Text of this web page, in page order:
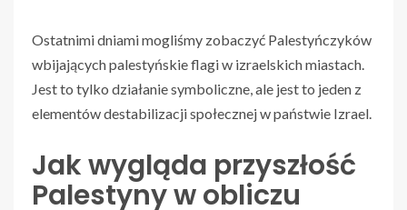
Ostatnimi dniami mogliśmy zobaczyć Palestyńczyków
wbijających palestyńskie flagi w izraelskich miastach.
Jest to tylko działanie symboliczne, ale jest to jeden z
elementów destabilizacji społecznej w państwie Izrael.
Jak wygląda przyszłość
Palestyny w obliczu